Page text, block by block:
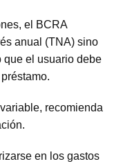
el BCRA
anual (TNA) sino
que el usuario debe
recomienda
en los gastos